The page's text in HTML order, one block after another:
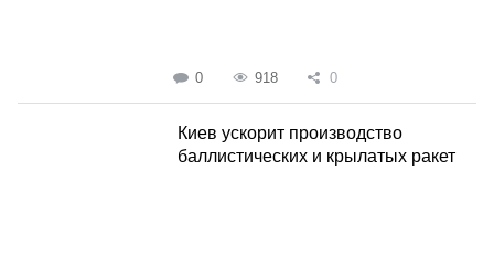
0 918 0
Киев ускорит производство
баллистических и крылатых ракет